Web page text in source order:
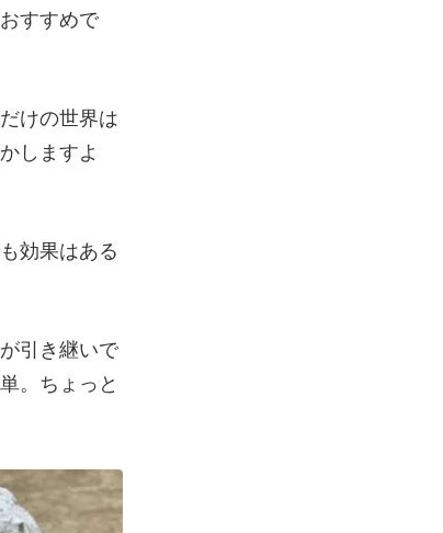
すすめで
けの世界は
しますよ
効果はある
引き継いで
。ちょっと